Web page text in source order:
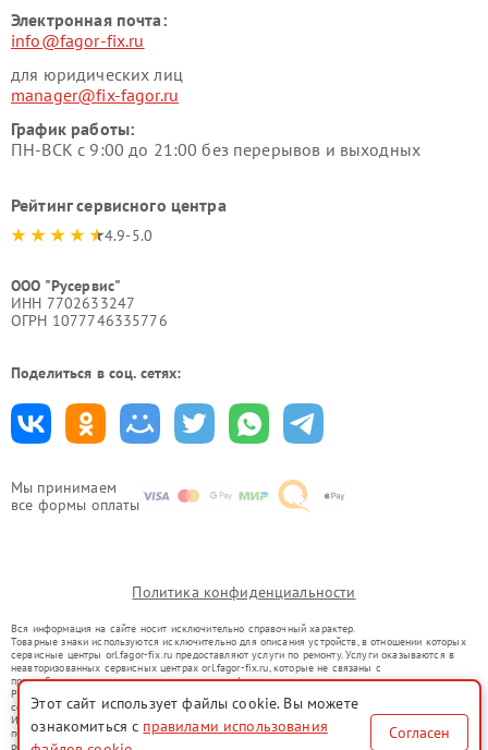
Мы принимаем
все формы оплаты
Электронная почта:
info@fagor-fix.ru
для юридических лиц
manager@fix-fagor.ru
График работы:
ПН-ВСК с 9:00 до 21:00 без перерывов и выходных
Рейтинг сервисного центра
4.9-5.0
ООО "Русервис"
ИНН 7702633247
ОГРН 1077746335776
Поделиться в соц. сетях:
Политика конфиденциальности
Вся информация на сайте носит исключительно справочный характер.
Товарные знаки используются исключительно для описания устройств, в отношении которых
сервисные центры orl.fagor-fix.ru предоставляют услуги по ремонту. Услуги оказываются в
неавторизованных сервисных центрах orl.fagor-fix.ru, которые не связаны с
правообладателями товарных знаков или их официальными представителями.
Ремонт осуществляется для устройств, уже введенных в гражданский оборот в соответствии
со статьей 1487 ГК РФ.
Использование товарных знаков не преследует цели индивидуализации услуг или введения
потребителей в заблуждение, а служит для информирования о предоставляемых услугах по
ремонту техники указанных брендов.
Этот сайт использует файлы cookie. Вы можете
ознакомиться с правилами использования
Согласен